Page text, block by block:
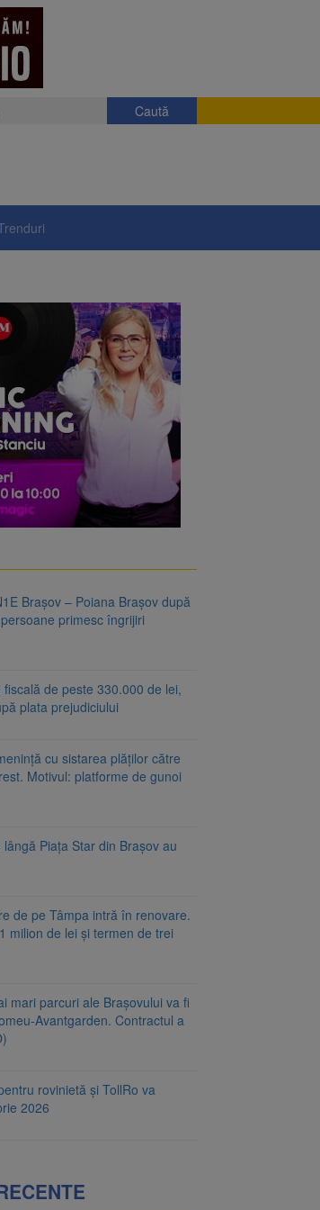
gunoi
trei
a
Brașov – Poiana Brașov după
primesc îngrijiri
de peste 330.000 de lei,
plata prejudiciului
cu sistarea plăților către
Motivul: platforme de gunoi
Piața Star din Brașov au
de pe Tâmpa intră în renovare.
milion de lei și termen de trei
mari parcuri ale Brașovului va fi
Avantgarden. Contractul a
rovinietă și TollRo va
2026